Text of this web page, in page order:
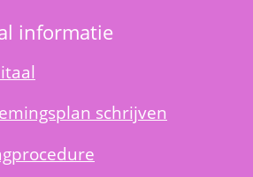
informatie
schrijven